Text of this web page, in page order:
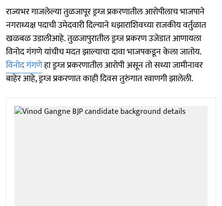
राज्यभर गाजलेल्या तुळजापूर ड्रग्ज प्रकरणातील आरोपीलाच भाजपाने
नगराध्यक्ष पदाची उमेदवारी दिल्याने धझाराशिवच्या राजकीय वर्तुळात
खळबळ उडालीआहे. तुळजापुरातील ड्रग्ज प्रकरण उजेडात आणायला
विनोद गंगणे यांचीच मदत झाल्याचा दावा भाजपकडून केला जातोय.
विनोद गंगणेहा ड्रग्ज प्रकरणातील आरोपी असून तो सध्या जामीनावर
बाहेर आहे, ड्रग्ज प्रकरणात काही दिवस तुरुंगात रवाणगी झालेली.